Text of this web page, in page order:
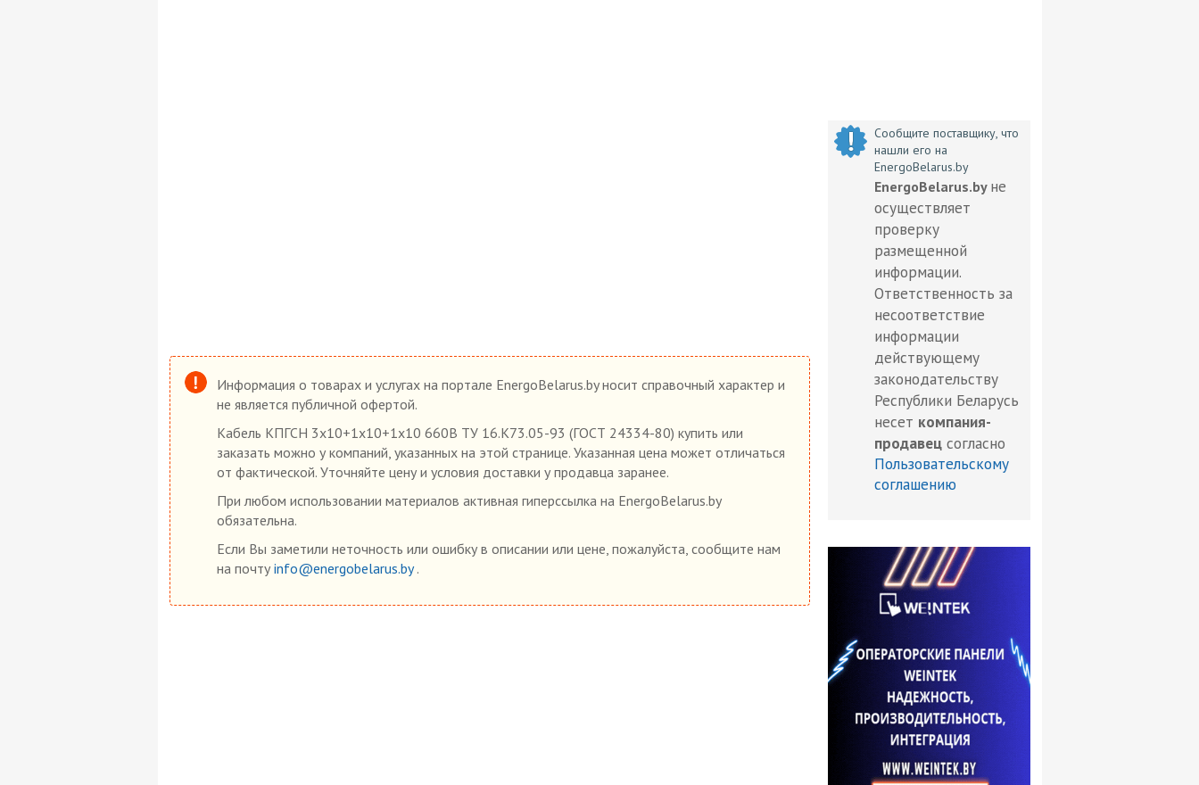
Сообщите поставщику, что
нашли его на
EnergoBelarus.by
EnergoBelarus.by не
осуществляет
проверку
размещенной
информации.
Ответственность за
несоответствие
информации
действующему
законодательству
Республики Беларусь
несет компания-
продавец согласно
Пользовательскому
соглашению
Информация о товарах и услугах на портале EnergoBelarus.by носит справочный характер и
не является публичной офертой.
Кабель КПГСН 3х10+1х10+1х10 660В ТУ 16.К73.05-93 (ГОСТ 24334-80) купить или
заказать можно у компаний, указанных на этой странице. Указанная цена может отличаться
от фактической. Уточняйте цену и условия доставки у продавца заранее.
При любом использовании материалов активная гиперссылка на EnergoBelarus.by
обязательна.
Если Вы заметили неточность или ошибку в описании или цене, пожалуйста, сообщите нам
на почту info@energobelarus.by.